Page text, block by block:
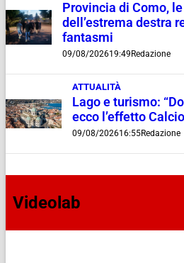
Provincia di Como,
dell’estrema destra
fantasmi
09/08/202619:49 Redazione
ATTUALITÀ
Lago e turismo:
ecco l’effetto
09/08/202616:55Redazione
Videolab